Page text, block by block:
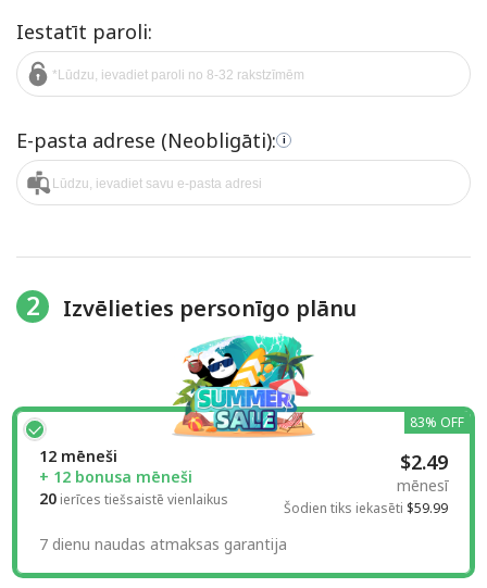
Iestatīt paroli:
E-pasta adrese (Neobligāti): i
2 Izvēlieties personīgo plānu
12 mēneši
+ 12 bonusa mēneši
20 ierīces tiešsaistē vienlaikus
$2.49
mēnesī
Šodien tiks iekasēti $59.99
83% OFF
7 dienu naudas atmaksas garantija